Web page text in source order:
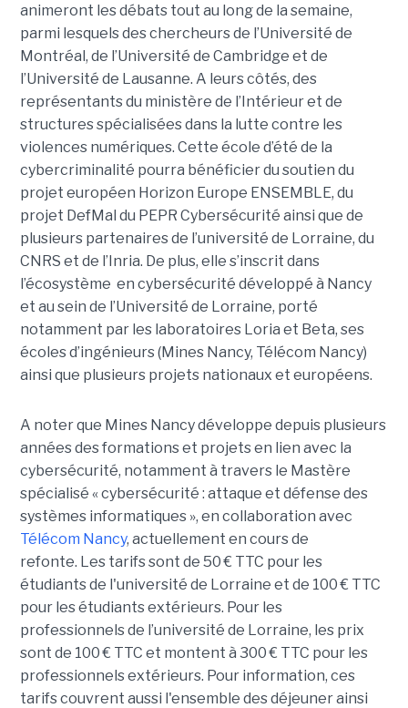
animeront les débats tout au long de la semaine,
parmi lesquels des chercheurs de l’Université de
Montréal, de l’Université de Cambridge et de
l’Université de Lausanne. A leurs côtés, des
représentants du ministère de l’Intérieur et de
structures spécialisées dans la lutte contre les
violences numériques. Cette école d’été de la
cybercriminalité pourra bénéficier du soutien du
projet européen Horizon Europe ENSEMBLE, du
projet DefMal du PEPR Cybersécurité ainsi que de
plusieurs partenaires de l’université de Lorraine, du
CNRS et de l’Inria. De plus, elle s’inscrit dans
l’écosystème en cybersécurité développé à Nancy
et au sein de l’Université de Lorraine, porté
notamment par les laboratoires Loria et Beta, ses
écoles d’ingénieurs (Mines Nancy, Télécom Nancy)
ainsi que plusieurs projets nationaux et européens.
A noter que Mines Nancy développe depuis plusieurs
années des formations et projets en lien avec la
cybersécurité, notamment à travers le Mastère
spécialisé « cybersécurité : attaque et défense des
systèmes informatiques », en collaboration avec
Télécom Nancy, actuellement en cours de
refonte. Les tarifs sont de 50 € TTC pour les
étudiants de l'université de Lorraine et de 100 € TTC
pour les étudiants extérieurs. Pour les
professionnels de l’université de Lorraine, les prix
sont de 100 € TTC et montent à 300 € TTC pour les
professionnels extérieurs. Pour information, ces
tarifs couvrent aussi l'ensemble des déjeuner ainsi